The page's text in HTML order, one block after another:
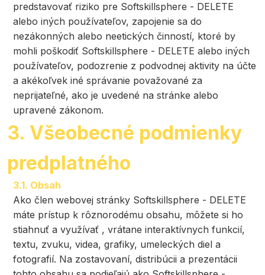
predstavovať riziko pre Softskillsphere - DELETE
alebo iných používateľov, zapojenie sa do
nezákonných alebo neetických činností, ktoré by
mohli poškodiť Softskillsphere - DELETE alebo iných
používateľov, podozrenie z podvodnej aktivity na účte
a akékoľvek iné správanie považované za
neprijateľné, ako je uvedené na stránke alebo
upravené zákonom.
3. Všeobecné podmienky
predplatného
3.1. Obsah
Ako člen webovej stránky Softskillsphere - DELETE
máte prístup k rôznorodému obsahu, môžete si ho
stiahnuť a využívať , vrátane interaktívnych funkcií,
textu, zvuku, videa, grafiky, umeleckých diel a
fotografií. Na zostavovaní, distribúcii a prezentácii